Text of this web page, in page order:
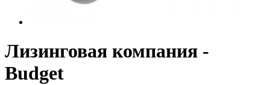
Лизинговая компания -
Budget